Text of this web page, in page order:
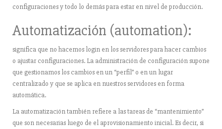
configuraciones y todo lo demás para estar en nivel de producción.
Automatización (automation):
significa que no hacemos login en los servidores para hacer cambios
o ajustar configuraciones. La administración de configuración supone
que gestionamos los cambios en un “perfil” o en un lugar
centralizado y que se aplica en nuestros servidores en forma
automática.
La automatización también refiere a las tareas de “mantenimiento”
que son necesarias luego de el aprovisionamiento inicial. Es decir, si